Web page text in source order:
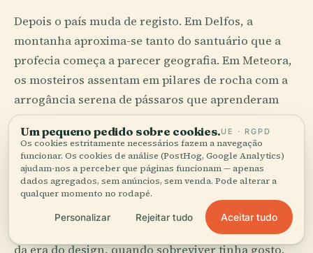
Depois o país muda de registo. Em Delfos, a
montanha aproxima-se tanto do santuário que a
profecia começa a parecer geografia. Em Meteora,
os mosteiros assentam em pilares de rocha com a
arrogância serena de pássaros que aprenderam
alvenaria. Em Mistras, muralhas e igrejas
bizantinas descem a encosta como um longo
argumento com a gravidade.
As casas nas ilhas e nos bairros antigos praticam
outra inteligência: sombra, vento, espessura, cal, a
posição exata de uma porta de pátio. É design antes
Um pequeno pedido sobre cookies.UE · RGPD
Os cookies estritamente necessários fazem a navegação
funcionar. Os cookies de análise (PostHog, Google Analytics)
ajudam-nos a perceber que páginas funcionam — apenas
dados agregados, sem anúncios, sem venda. Pode alterar a
qualquer momento no rodapé.
Personalizar Rejeitar tudo Aceitar tudo